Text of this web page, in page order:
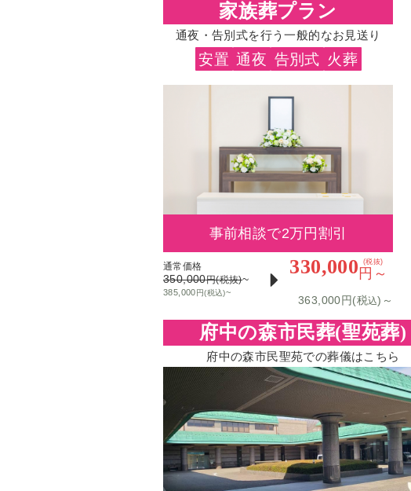
家族葬プラン
通夜・告別式を行う一般的なお見送り
安置 通夜 告別式 火葬
事前相談で2万円割引
通常価格
350,000円(税抜)~
385,000円(税込)~
330,000 (税抜)
円～
363,000円(税込)～
府中の森市民葬(聖苑葬)
府中の森市民聖苑での葬儀はこちら